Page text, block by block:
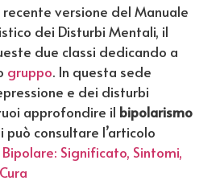
versione del Manuale
dei Disturbi Mentali, il
due classi dedicando a
gruppo. In questa sede
e dei disturbi
approfondire il bipolarismo
consultare l’articolo
Significato, Sintomi,